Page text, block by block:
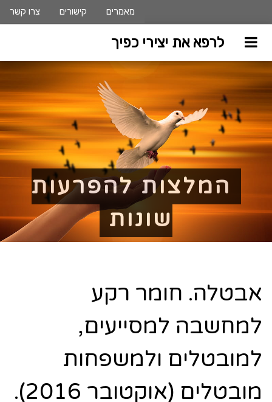
מאמרים קישורים צרו קשר
לרפא את יצירי כפיך
המלצות להפרעות
שונות
אבטלה. חומר רקע
למחשבה למסייעים,
למובטלים ולמשפחות
מובטלים (אוקטובר 2016).